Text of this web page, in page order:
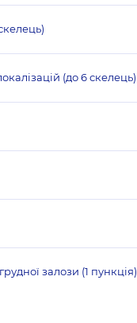
(до 6 скелець)
залози (1 пункція)